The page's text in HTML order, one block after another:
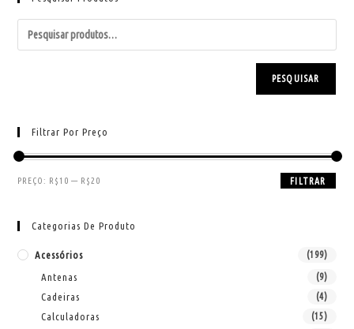
PESQUISAR
Filtrar Por Preço
FILTRAR
PREÇO: R$10 — R$20
Categorias De Produto
Acessórios (199)
Antenas (9)
Cadeiras (4)
Calculadoras (15)